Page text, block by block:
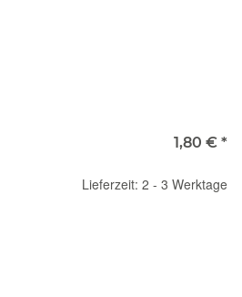
1,80 € *
Lieferzeit: 2 - 3 Werktage